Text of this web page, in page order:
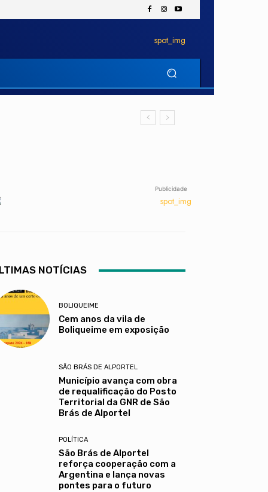
Publicidade
NOTÍCIAS
BOLIQUEIME
Cem anos da vila de
Boliqueime em exposição
SÃO BRÁS DE ALPORTEL
Município avança com obra
de requalificação do Posto
Territorial da GNR de São
Brás de Alportel
POLÍTICA
São Brás de Alportel
reforça cooperação com a
Argentina e lança novas
pontes para o futuro